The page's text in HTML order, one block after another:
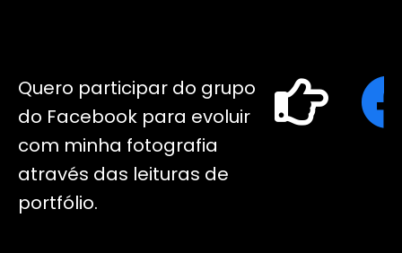
Quero participar do grupo
do Facebook para evoluir
com minha fotografia
através das leituras de
portfólio.